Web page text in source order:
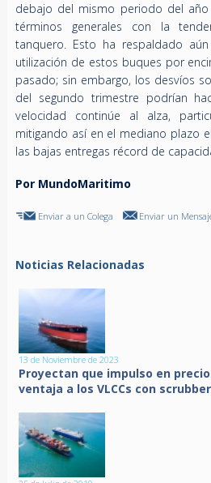
debajo del mismo periodo del
términos generales con la
tanquero. Esto ha respaldado
utilización de estos buques por
pasado; sin embargo, los desvíos
del segundo trimestre podrían
velocidad continúe al alza,
mitigando así en el mediano plazo
las bajas entregas récord de
Por MundoMaritimo
Enviar a un Colega Enviar un
Noticias Relacionadas
13 de Noviembre de 2023
Proyectan que impulso en
ventaja a los VLCCs con